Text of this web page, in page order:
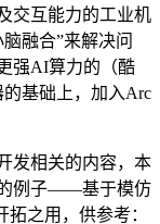
交互能力的工业机
融合”来解决问
强AI算力的（酷
的基础上，加入Arc
发相关的内容，本
的例子——基于模仿
之用，供参考：